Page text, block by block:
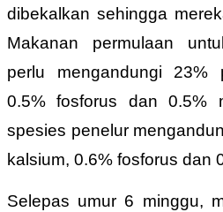
dibekalkan sehingga
Makanan permulaan
perlu mengandungi 23%
0.5% fosforus dan 0.5%
spesies penelur
kalsium, 0.6% fosforus dan
Selepas umur 6 minggu,